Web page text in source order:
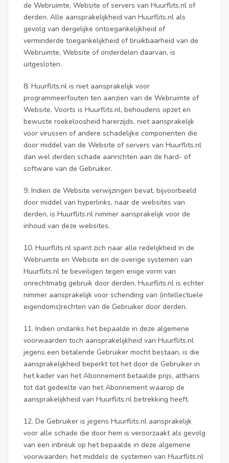
de Webruimte, Website of servers van Huurflits.nl of
derden. Alle aansprakelijkheid van Huurflits.nl als
gevolg van dergelijke ontoegankelijkheid of
verminderde toegankelijkheid of bruikbaarheid van de
Webruimte, Website of onderdelen daarvan, is
uitgesloten.
8. Huurflits.nl is niet aansprakelijk voor
programmeerfouten ten aanzien van de Webruimte of
Website. Voorts is Huurflits.nl, behoudens opzet en
bewuste roekeloosheid harerzijds, niet aansprakelijk
voor virussen of andere schadelijke componenten die
door middel van de Website of servers van Huurflits.nl
dan wel derden schade aanrichten aan de hard- of
software van de Gebruiker.
9. Indien de Website verwijzingen bevat, bijvoorbeeld
door middel van hyperlinks, naar de websites van
derden, is Huurflits.nl nimmer aansprakelijk voor de
inhoud van deze websites.
10. Huurflits.nl spant zich naar alle redelijkheid in de
Webruimte en Website en de overige systemen van
Huurflits.nl te beveiligen tegen enige vorm van
onrechtmatig gebruik door derden. Huurflits.nl is echter
nimmer aansprakelijk voor schending van (intellectuele
eigendoms)rechten van de Gebruiker door derden.
11. Indien ondanks het bepaalde in deze algemene
voorwaarden toch aansprakelijkheid van Huurflits.nl
jegens een betalende Gebruiker mocht bestaan, is die
aansprakelijkheid beperkt tot het door de Gebruiker in
het kader van het Abonnement betaalde prijs, althans
tot dat gedeelte van het Abonnement waarop de
aansprakelijkheid van Huurflits.nl betrekking heeft.
12. De Gebruiker is jegens Huurflits.nl aansprakelijk
voor alle schade die door hem is veroorzaakt als gevolg
van een inbreuk op het bepaalde in deze algemene
voorwaarden, het middels de systemen van Huurflits.nl